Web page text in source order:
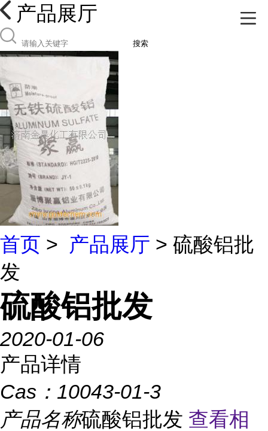
产品展厅
搜索
首页 > 产品展厅 > 硫酸铝批
发
硫酸铝批发
2020-01-06
产品详情
Cas： 10043-01-3
产品名称硫酸铝批发 查看相